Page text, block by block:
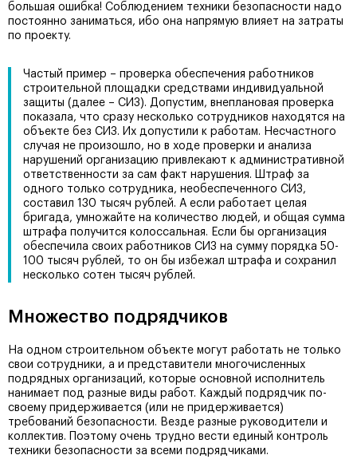
большая ошибка! Соблюдением техники безопасности надо
постоянно заниматься, ибо она напрямую влияет на затраты
по проекту.
Частый пример – проверка обеспечения работников
строительной площадки средствами индивидуальной
защиты (далее – СИЗ). Допустим, внеплановая проверка
показала, что сразу несколько сотрудников находятся на
объекте без СИЗ. Их допустили к работам. Несчастного
случая не произошло, но в ходе проверки и анализа
нарушений организацию привлекают к административной
ответственности за сам факт нарушения. Штраф за
одного только сотрудника, необеспеченного СИЗ,
составил 130 тысяч рублей. А если работает целая
бригада, умножайте на количество людей, и общая сумма
штрафа получится колоссальная. Если бы организация
обеспечила своих работников СИЗ на сумму порядка 50-
100 тысяч рублей, то он бы избежал штрафа и сохранил
несколько сотен тысяч рублей.
Множество подрядчиков
На одном строительном объекте могут работать не только
свои сотрудники, а и представители многочисленных
подрядных организаций, которые основной исполнитель
нанимает под разные виды работ. Каждый подрядчик по-
своему придерживается (или не придерживается)
требований безопасности. Везде разные руководители и
коллектив. Поэтому очень трудно вести единый контроль
техники безопасности за всеми подрядчиками.